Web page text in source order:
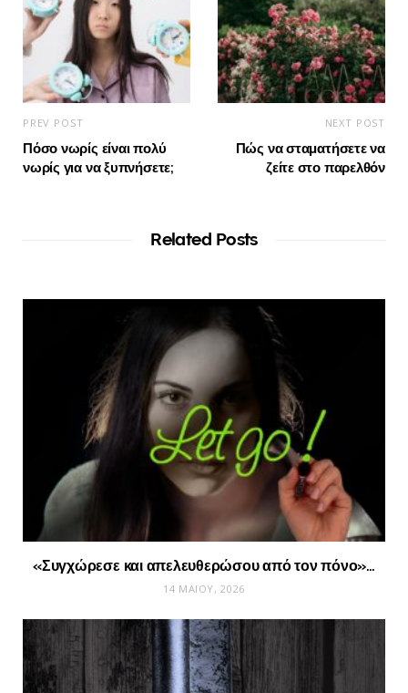
PREV POST
Πόσο νωρίς είναι πολύ
νωρίς για να ξυπνήσετε;
NEXT POST
Πώς να σταματήσετε να
ζείτε στο παρελθόν
Related Posts
«Συγχώρεσε και απελευθερώσου από τον πόνο»…
14 ΜΑΪ́ΟΥ, 2026